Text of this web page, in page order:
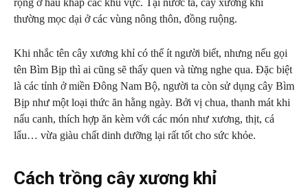
rộng ở hầu khắp các khu vực. Tại nước ta, cây xương khỉ
thường mọc dại ở các vùng nông thôn, đồng ruộng.
Khi nhắc tên cây xương khỉ có thể ít người biết, nhưng nếu gọi
tên Bìm Bịp thì ai cũng sẽ thấy quen và từng nghe qua. Đặc biệt
là các tỉnh ở miền Đông Nam Bộ, người ta còn sử dụng cây Bìm
Bịp như một loại thức ăn hằng ngày. Bởi vị chua, thanh mát khi
nấu canh, thích hợp ăn kèm với các món như xương, thịt, cá
lẩu… vừa giàu chất dinh dưỡng lại rất tốt cho sức khỏe.
Cách trồng cây xương khỉ